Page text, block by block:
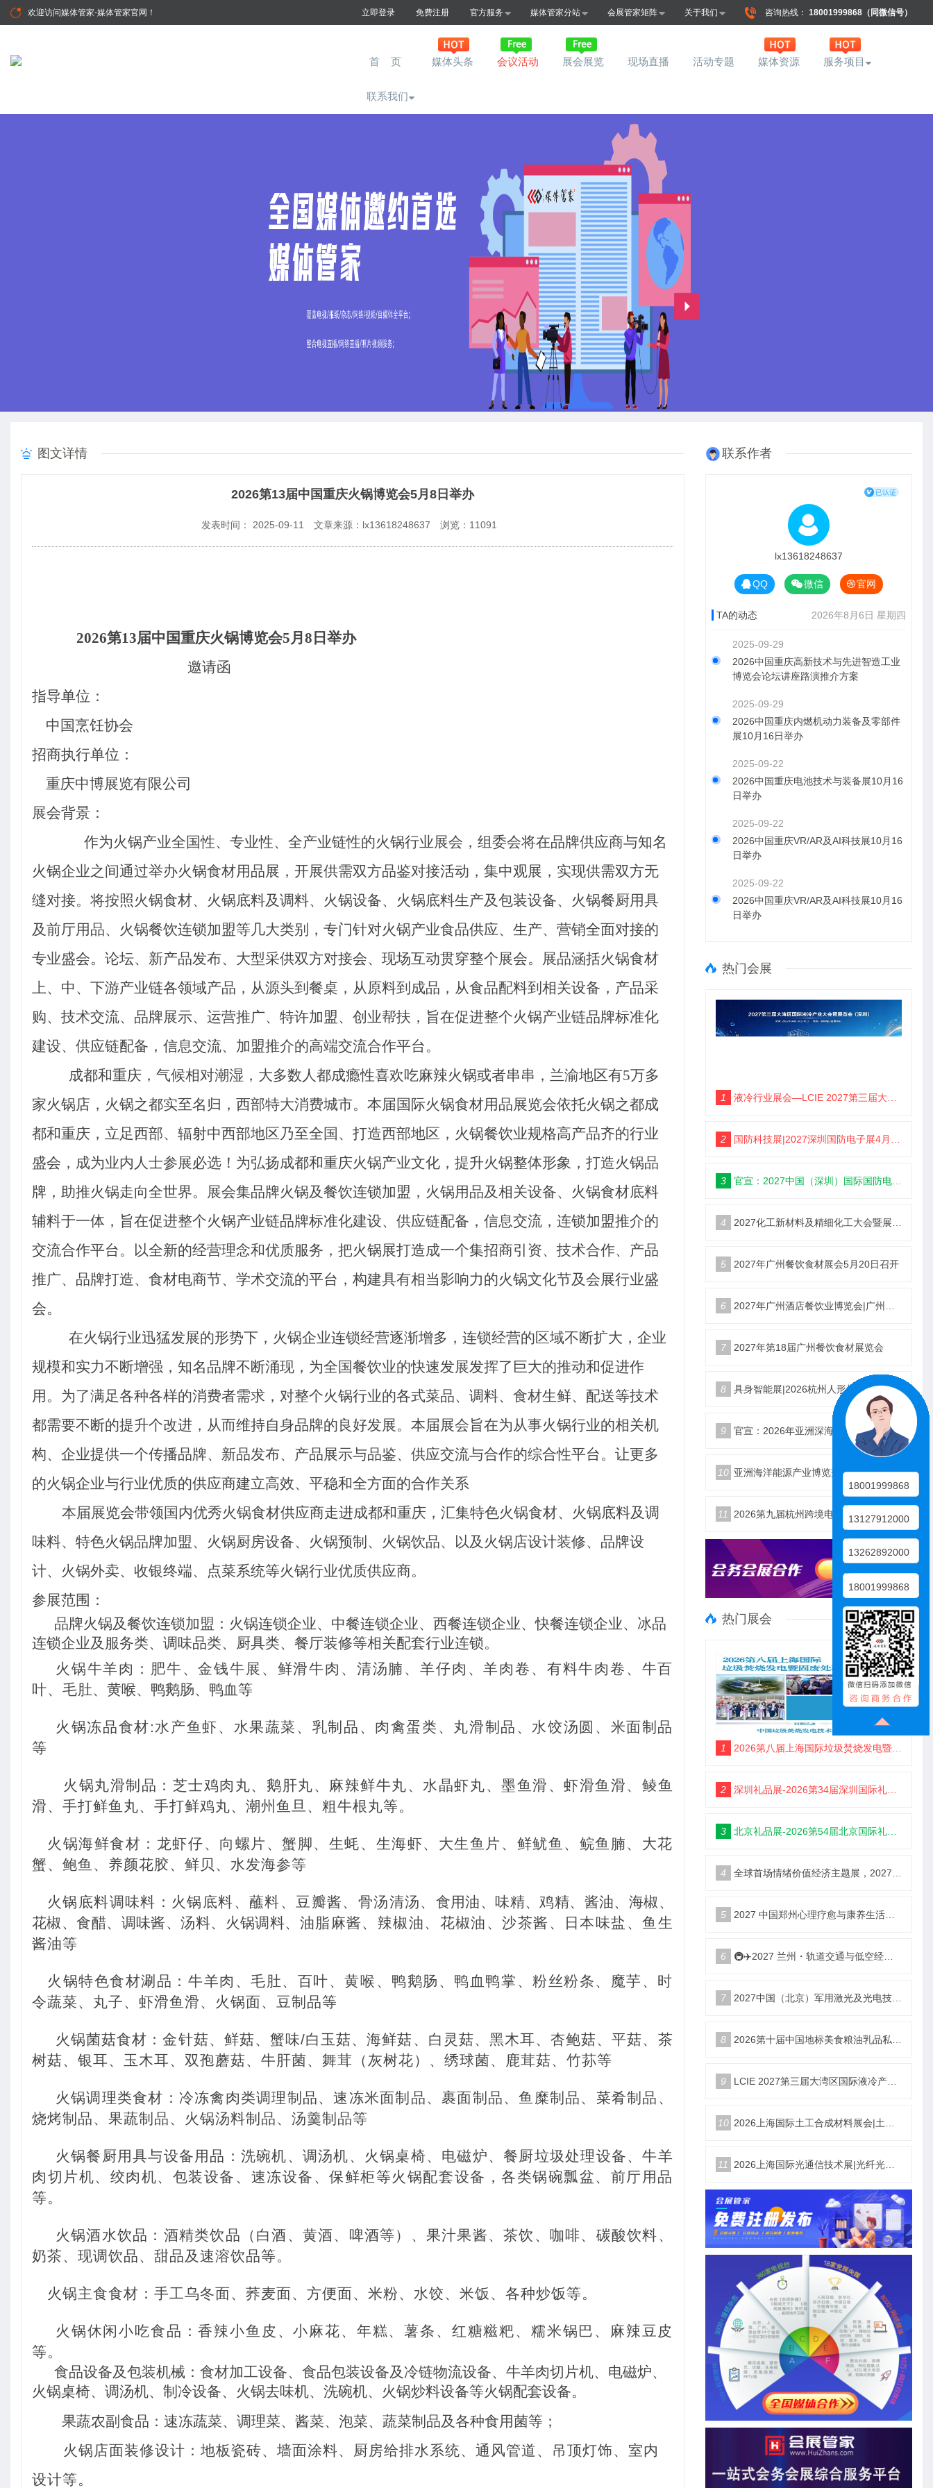
欢迎访问媒体管家-媒体管家官网 ！ 立即登录 免费注册 官方服务 媒体管家分站 会展管家矩阵 关于我们 咨询热线： 18001999868（同微信号）
首 页 媒体头条 会议活动 展会展览 现场直播 活动专题 媒体资源 服务项目
联系我们
图文详情
2026第13届中国重庆火锅博览会5月8日举办
发表时间： 2025-09-11 文章来源：lx13618248637 浏览： 11091
2026第13届中国重庆火锅博览会5月8日举办
邀请函
指导单位：
中国烹饪协会
招商执行单位：
重庆中博展览有限公司
展会背景：
作为火锅产业全国性、专业性、全产业链性的火锅行业展会， 组委会将在品牌供应商与知名
火锅企业之间通过举办火锅食材用品展，开展供需双方品鉴对接活动，集中观展，实现供需双方无
缝对接。将按照火锅食材、火锅底料及调料、火锅设备、火锅底料生产及包装设备、火锅餐厨用具
及前厅用品、火锅餐饮连锁加盟等几大类别 ， 专门针对火锅产业食品供应、生产、营销全面对接的
专业盛会。 论坛、新产品发布、大型采供双方对接会、现场互动贯穿整个展会。 展品涵括火锅食材
上、中、下游产业链各领域产品，从源头到餐桌，从原料到成品，从食品配料到相关设备， 产品采
购、技术交流、品牌展示、运营推广、特许加盟、创业帮扶，旨在促进整个火锅产业链品牌标准化
建设、供应链配备，信息交流、加盟推介的高端交流合作平台。
成都和重庆，气候相对潮湿，大多数人都成瘾性喜欢吃麻辣火锅或者串串，兰渝地区有5万多
家火锅店，火锅之都实至名归，西部特大消费城市。 本届国际火锅食材用品展览会依托火锅之都成
都和重庆，立足西部、辐射中西部地区乃至全国、打造西部地区，火锅餐饮业规格高产品齐的行业
盛会，成为业内人士参展必选！为弘扬成都和重庆火锅产业文化，提升火锅整体形象，打造火锅品
牌，助推火锅走向全世界。展会集品牌火锅及餐饮连锁加盟，火锅用品及相关设备、火锅食材底料
辅料于一体，旨在促进整个火锅产业链品牌标准化建设、供应链配备，信息交流，连锁加盟推介的
交流合作平台。
以全新的经营理念和优质服务，把火锅展打造成一个集招商引资、技术合作、产品
推广、品牌打造、食材电商节、学术交流的平台，构建具有相当影响力的火锅文化节及会展行业盛
会。
在火锅行业迅猛发展的形势下，火锅企业连锁经营逐渐增多，连锁经营的区域不断扩大，企业
规模和实力不断增强，知名品牌不断涌现，为全国餐饮业的快速发展发挥了巨大的推动和促进作
用。为了满足各种各样的消费者需求，对整个火锅行业的各式菜品、调料、食材生鲜、配送等技术
都需要不断的提升个改进，从而维持自身品牌的良好发展。 本届展会旨在为从事火锅行业的相关机
构、企业提供一个传播品牌、新品发布、产品展示与品鉴、供应交流与合作的综合性平台。让更多
的火锅企业与行业优质的供应商建立高效、平稳和全方面的合作关系
本届展览会带领国内优秀火锅食材供应商走进成都和重庆，汇集特色火锅食材、火锅底料及调
味料、特色火锅品牌加盟、火锅厨房设备、火锅预制、火锅饮品、以及火锅店设计装修、品牌设
计、火锅外卖、收银终端、点菜系统等火锅行业优质供应商。
参展范围：
品牌火锅及餐饮连锁加盟：火锅连锁企业、中餐连锁企业、西餐连锁企业、快餐连锁企业、冰品
连锁企业及服务类、调味品类、厨具类、餐厅装修等相关配套行业连锁。
火锅牛羊肉：肥牛、金钱牛展、鲜滑牛肉、清汤腩、羊仔肉、羊肉卷、有料牛肉卷、牛百
叶、毛肚、黄喉、鸭鹅肠、鸭血等
火锅冻品食材:水产鱼虾、水果蔬菜、乳制品、肉禽蛋类、丸滑制品、水饺汤圆、米面制品
等
火锅丸滑制品：芝士鸡肉丸、鹅肝丸、麻辣鲜牛丸、水晶虾丸、墨鱼滑、虾滑鱼滑、鲮鱼
滑、手打鲜鱼丸、手打鲜鸡丸、潮州鱼旦、粗牛根丸等。
火锅海鲜食材：龙虾仔、向螺片、蟹脚、生蚝、生海虾、大生鱼片、鲜鱿鱼、鲩鱼腩、大花
蟹、鲍鱼、养颜花胶、鲜贝、水发海参等
火锅底料调味料：火锅底料、蘸料、豆瓣酱、骨汤清汤、 食用油、味精、鸡精、酱油、海椒、
花椒、食醋、调味酱、汤料、火锅调料、 油脂麻酱、辣椒油、花椒油、沙茶酱、日本味盐、鱼生
酱油等
火锅特色食材涮品：牛羊肉、毛肚、百叶、黄喉、鸭鹅肠、鸭血鸭掌、粉丝粉条、魔芋、时
令蔬菜、丸子、虾滑鱼滑、火锅面、豆制品等
火锅菌菇食材：金针菇、鲜菇、蟹味/白玉菇、海鲜菇、白灵菇、黑木耳、杏鲍菇、平菇、茶
树菇、银耳、玉木耳、双孢蘑菇、牛肝菌、舞茸（灰树花）、绣球菌、鹿茸菇、竹荪等
火锅调理类食材：冷冻禽肉类调理制品、速冻米面制品、裹面制品、鱼糜制品、菜肴制品、
烧烤制品、果蔬制品、火锅汤料制品、汤羹制品等
火锅餐厨用具与设备用品：洗碗机、调汤机、火锅桌椅、电磁炉、餐厨垃圾处理设备、牛羊
肉切片机、绞肉机、包装设备、速冻设备、保鲜柜等火锅配套设备，各类锅碗瓢盆、前厅用品
等。
火锅酒水饮品：酒精类饮品（白酒、黄酒、啤酒等）、果汁果酱、茶饮、咖啡、碳酸饮料、
奶茶、现调饮品、甜品及速溶饮品等。
火锅主食食材：手工乌冬面、荞麦面、方便面、米粉、水饺、米饭、各种炒饭等。
火锅休闲小吃食品：香辣小鱼皮、小麻花、年糕、薯条、红糖糍粑、糯米锅巴、麻辣豆皮
等。
食品设备及包装机械： 食材加工设备、食品包装设备及冷链物流设备、牛羊肉切片机、电磁炉、
火锅桌椅、调汤机、制冷设备、火锅去味机、洗碗机、火锅炒料设备等火锅配套设备。
果蔬农副食品： 速冻蔬菜、调理菜、酱菜、泡菜、蔬菜制品及各种食用菌等；
火锅店面装修设计：地板瓷砖、墙面涂料、厨房给排水系统、通风管道、吊顶灯饰、室内
设计等。
联系作者
lx13618248637
QQ 微信 官网
TA的动态 2026年8月6日 星期四
2025-09-29
2026中国重庆高新技术与先进智造工业
博览会论坛讲座路演推介方案
2025-09-29
2026中国重庆内燃机动力装备及零部件
展10月16日举办
2025-09-22
2026中国重庆电池技术与装备展10月16
日举办
2025-09-22
2026中国重庆VR/AR及AI科技展10月16
日举办
2025-09-22
2026中国重庆VR/AR及AI科技展10月16
日举办
热门会展
1 液冷行业展会—LCIE 2027第三届大湾区国际液冷产业大会暨展览会（深圳）
2 国防科技展|2027深圳国防电子展4月9日启幕
3 官宣：2027中国（深圳）国际国防电子博览会
4 2027化工新材料及精细化工大会暨展览会定档苏州
5 2027年广州餐饮食材展会5月20日召开
6 2027年广州酒店餐饮业博览会|广州餐博会
7 2027年第18届广州餐饮食材展览会
8 具身智能展|2026杭州人形机器人展|仿生机器人展5月启幕
9 官宣：2026年亚洲深海开发与海底作业装备博览交易会
10 亚洲海洋能源产业博览交易会2026年12月18日举办
11 2026第九届杭州跨境电商生态展10月25日启幕
热门展会
1 2026第八届上海国际垃圾焚烧发电暨固废处理技术展览会
2 深圳礼品展-2026第34届深圳国际礼品及家居用品展览会
3 北京礼品展-2026第54届北京国际礼品、赠品及家庭用品展览会
4 全球首场情绪价值经济主题展，2027郑州国际情绪价值经济博览会
5 2027 中国郑州心理疗愈与康养生活产业博览会
6 🚇✈️2027 兰州・轨道交通与低空经济展览会即将启幕！
7 2027中国（北京）军用激光及光电技术展览会
8 2026第十届中国地标美食粮油乳品私域新渠道团长大会
9 LCIE 2027第三届大湾区国际液冷产业大会暨展览会（深圳）
10 2026上海国际土工合成材料展会|土工膜、土工布展|土工合成材料仪器、设备展览会
11 2026上海国际光通信技术展|光纤光缆、光模块展|光通信设备展览会
18001999868
13127912000
13262892000
18001999868